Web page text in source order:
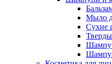
Мыло
Сухие